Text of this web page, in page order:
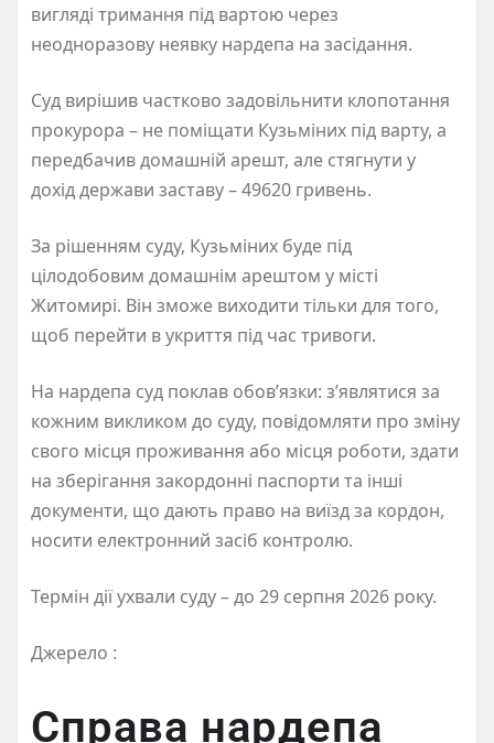
вигляді тримання під вартою через
неодноразову неявку нардепа на засідання.
Суд вирішив частково задовільнити клопотання
прокурора – не поміщати Кузьміних під варту, а
передбачив домашній арешт, але стягнути у
дохід держави заставу – 49620 гривень.
За рішенням суду, Кузьміних буде під
цілодобовим домашнім арештом у місті
Житомирі. Він зможе виходити тільки для того,
щоб перейти в укриття під час тривоги.
На нардепа суд поклав обов’язки: з’являтися за
кожним викликом до суду, повідомляти про зміну
свого місця проживання або місця роботи, здати
на зберігання закордонні паспорти та інші
документи, що дають право на виїзд за кордон,
носити електронний засіб контролю.
Термін дії ухвали суду – до 29 серпня 2026 року.
Джерело :
Справа нардепа